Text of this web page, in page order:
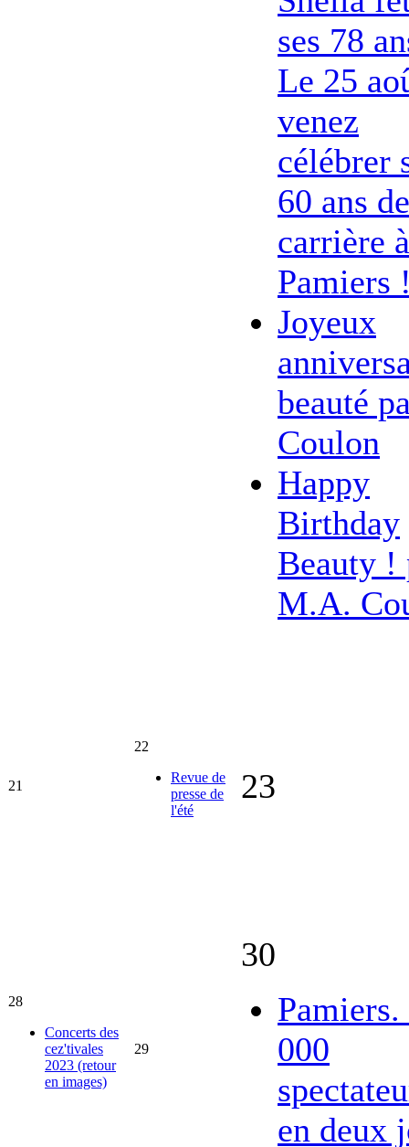
ses 78
Le 25
venez
célébrer
60 ans de
carrière à
Pamiers
Joyeux
beauté
Coulon
Happy
Birthday
Beauty !
M.A.
21
22
Revue de
presse de
l'été
23
28
Concerts des
cez'tivales
2023 (retour
en images)
29
30
Pamiers.
000
en deux